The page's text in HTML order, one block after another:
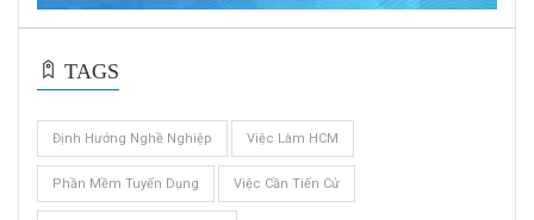
TAGS
Định Hướng Nghề Nghiệp Việc Làm HCM
Phần Mềm Tuyển Dụng Việc Cần Tiến Cử